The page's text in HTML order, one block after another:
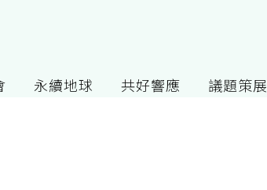
永續地球 共好響應 議題策展